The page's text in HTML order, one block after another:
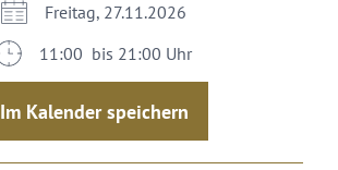
Freitag, 27.11.2026
11:00 bis 21:00 Uhr
Im Kalender speichern